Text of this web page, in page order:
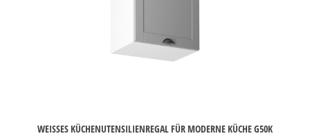
WEISSES KÜCHENUTENSILIENREGAL FÜR MODERNE KÜCHE G50K